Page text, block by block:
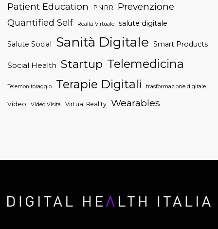
Patient Education PNRR
Prevenzione
Quantified Self
Realtà Virtuale salute digitale
Salute Social Sanità Digitale Smart Products
Social Health Startup Telemedicina
Telemonitoraggio Terapie Digitali trasformazione digitale
Video Video Visita Virtual Reality Wearables